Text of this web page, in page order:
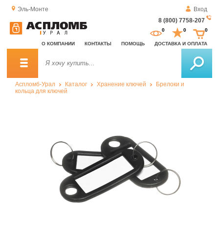
Эль-Монте
Вход
8 (800) 7758-207
О КОМПАНИИ КОНТАКТЫ ПОМОЩЬ ДОСТАВКА И ОПЛАТА
0 0 0
Аспломб-Урал Каталог Хранение ключей
Брелоки и
кольца для ключей